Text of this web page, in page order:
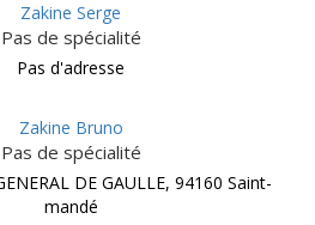
Zakine Serge
Pas de spécialité
Pas d'adresse
Zakine Bruno
Pas de spécialité
DE GAULLE, 94160 Saint-
mandé